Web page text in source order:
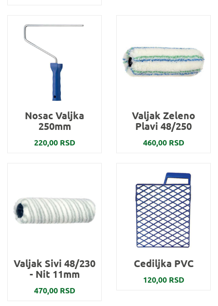
Nosac Valjka
250mm
220,00 RSD
Valjak Zeleno
Plavi 48/250
460,00 RSD
Valjak Sivi 48/230
- Nit 11mm
470,00 RSD
Cediljka PVC
120,00 RSD